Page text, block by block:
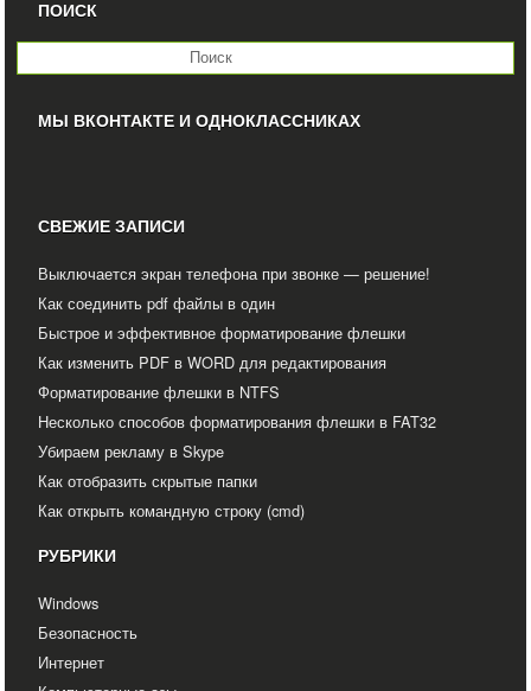
ПОИСК
МЫ ВКОНТАКТЕ И ОДНОКЛАССНИКАХ
СВЕЖИЕ ЗАПИСИ
Выключается экран телефона при звонке — решение!
Как соединить pdf файлы в один
Быстрое и эффективное форматирование флешки
Как изменить PDF в WORD для редактирования
Форматирование флешки в NTFS
Несколько способов форматирования флешки в FAT32
Убираем рекламу в Skype
Как отобразить скрытые папки
Как открыть командную строку (cmd)
РУБРИКИ
Windows
Безопасность
Интернет